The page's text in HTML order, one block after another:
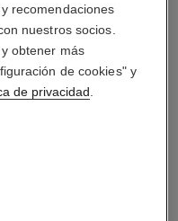
recomendaciones
nuestros socios.
obtener más
de cookies" y
de privacidad